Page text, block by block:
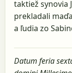
taktiež synovia
prekladali
a ľudia zo
Datum feria